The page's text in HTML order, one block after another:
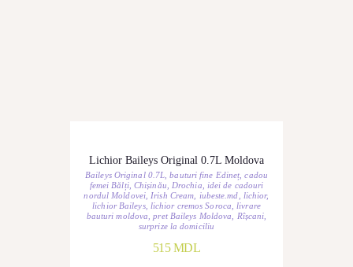
Lichior Baileys Original 0.7L Moldova
Baileys Original 0.7L ,bauturi fine Edineț ,cadou
femei Bălți, Chișinău Drochia
idei de cadouri
nordul Moldovei, Irish Cream iubeste.md lichior,
lichior Baileys, lichior cremos Soroca
livrare
bauturi moldova ,pret Baileys Moldova Rîșcani
surprize la domiciliu
515MDL